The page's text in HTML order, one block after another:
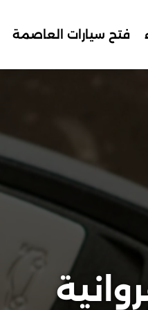
فتح سيارات العاصمة